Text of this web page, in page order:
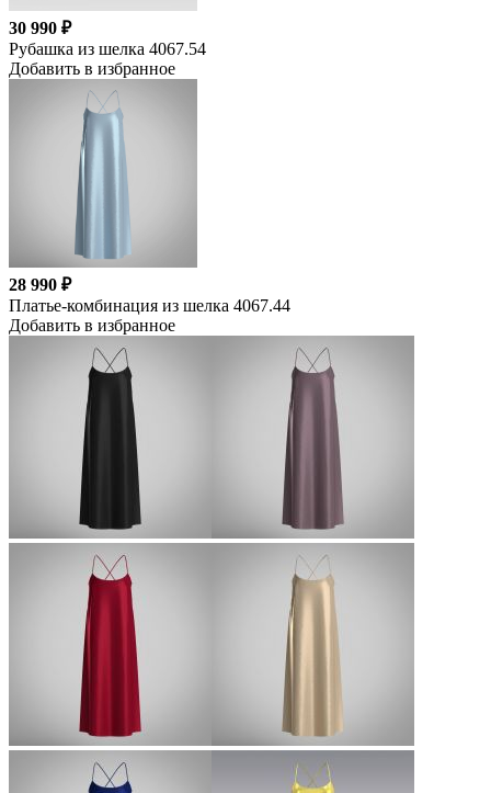
30 990 ₽
Рубашка из шелка 4067.54
Добавить в избранное
28 990 ₽
Платье-комбинация из шелка 4067.44
Добавить в избранное